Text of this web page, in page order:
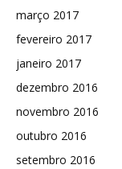
março 2017
fevereiro 2017
janeiro 2017
dezembro 2016
novembro 2016
outubro 2016
setembro 2016